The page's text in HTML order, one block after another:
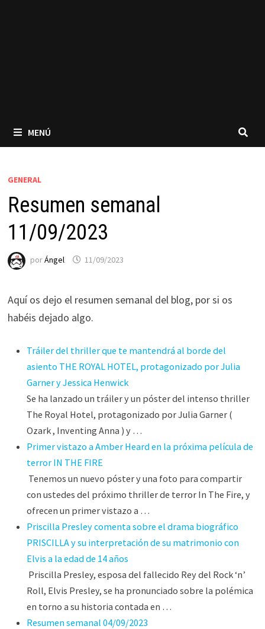
MENÚ
GENERAL
Resumen semanal
11/09/2023
porÁngel 11/09/2023
Aquí os dejo el resumen semanal del blog, por si os
habéis dejado algo.
Tráiler del thriller que te mantendrá al borde del
asiento THE ROYAL HOTEL, protagonizado por Julia
Garner y Jessica Henwick
Se ha lanzado un tráiler y un póster del intenso thriller
The Royal Hotel, protagonizado por Julia Garner (
Ozark , Inventing Anna ) y …
Primer vistazo a Amber Heard en la próxima película de
terror IN THE FIRE
Tenemos un nuevo póster y una foto para compartir
con ustedes del próximo thriller de terror In The Fire, y
ofrecen un primer vistazo a …
Priscilla Presley comenta sobre el drama biográfico
PRISCILLA y su interpretación de su matrimonio con
Elvis a la edad de 14 años
Priscilla Presley, esposa del fallecido Rey del Rock ‘n’
Roll, Elvis Presley, se ha pronunciado sobre la polémica
en torno a su historia contada en …
Resumen semanal 04/09/2023